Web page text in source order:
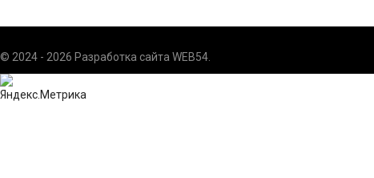
© 2024 - 2026 Разработка сайта WEB54